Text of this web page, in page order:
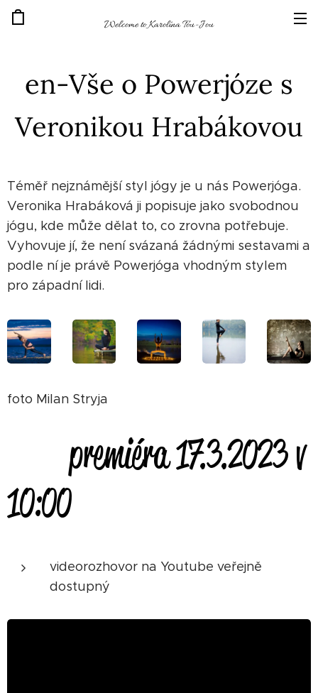
Welcome to Karolína Tou-Jou
en-Vše o Powerjóze s
Veronikou Hrabákovou
Téměř nejznámější styl jógy je u nás Powerjóga.
Veronika Hrabáková ji popisuje jako svobodnou
jógu, kde může dělat to, co zrovna potřebuje.
Vyhovuje jí, že není svázaná žádnými sestavami a
podle ní je právě Powerjóga vhodným stylem
pro západní lidi.
foto Milan Stryja
premiéra 17.3.2023 v
10:00
videorozhovor na Youtube veřejně
dostupný